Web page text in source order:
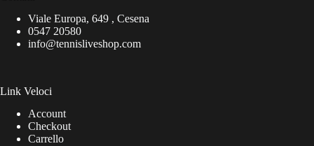
Viale Europa, 649 , Cesena
0547 20580
info@tennisliveshop.com
Link Veloci
Account
Checkout
Carrello